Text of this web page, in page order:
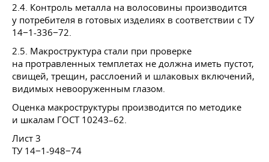
2.4. Контроль металла на волосовины производится
у потребителя в готовых изделиях в соответствии с ТУ
14−1-336−72.
2.5. Макроструктура стали при проверке
на протравленных темплетах не должна иметь пустот,
свищей, трещин, расслоений и шлаковых включений,
видимых невооруженным глазом.
Оценка макроструктуры производится по методике
и шкалам ГОСТ 10243–62
Лист 3
ТУ 14−1-948−74